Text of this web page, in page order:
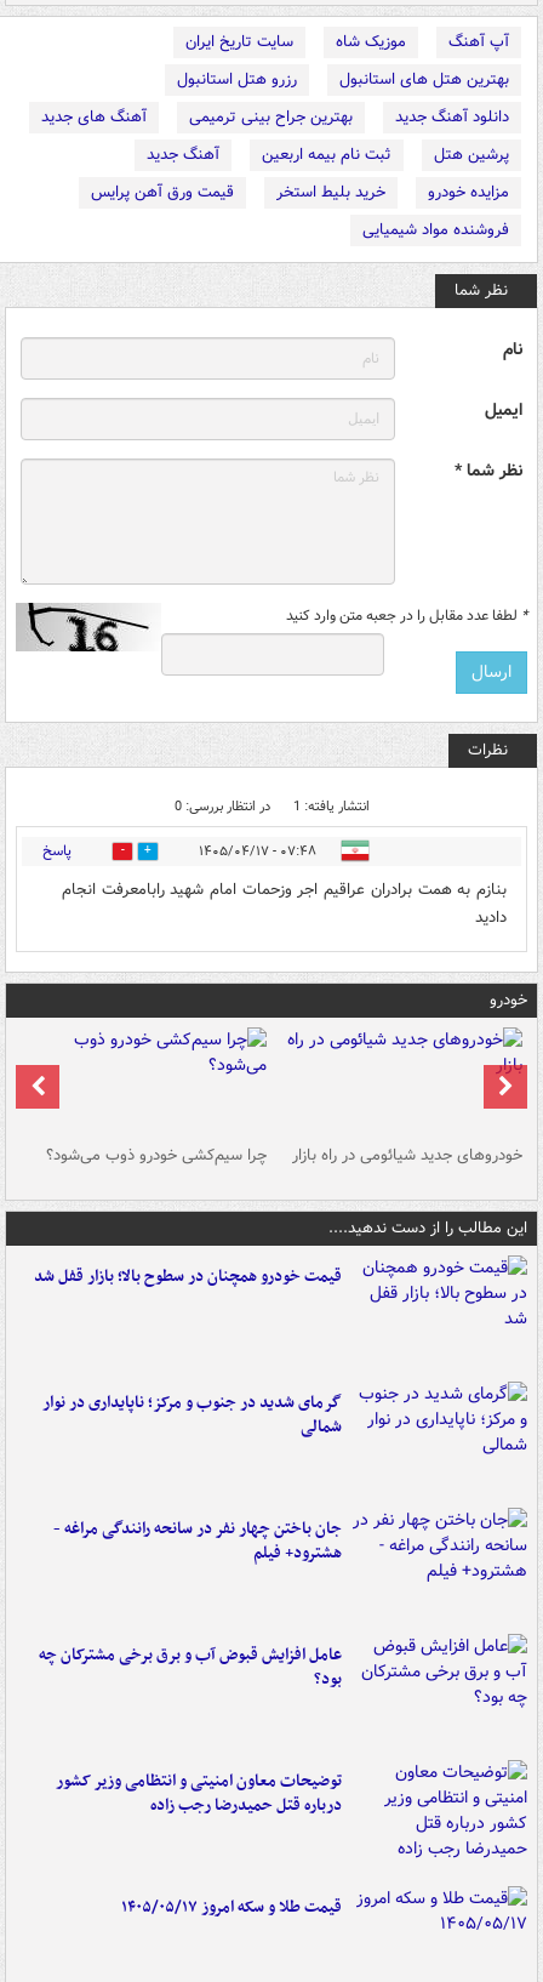
آپ آهنگ موزیک شاه
سایت تاریخ ایران
بهترین هتل های استانبول
رزرو هتل استانبول
دانلود آهنگ جدید
بهترین جراح بینی ترمیمی
آهنگ های جدید
پرشین هتل
ثبت نام بیمه اربعین
آهنگ جدید
مزایده خودرو
خرید بلیط استخر
قیمت ورق آهن پرایس
فروشنده مواد شیمیایی
نظر شما
نام
ایمیل
نظر شما *
* لطفا عدد مقابل را در جعبه متن وارد کنید
نظرات
انتشار یافته: 1 در انتظار بررسی: 0
۰۷:۴۸ - ۱۴۰۵/۰۴/۱۷ 0 پاسخ
بنازم به همت برادران عراقیم اجر وزحمات امام شهید رابامعرفت انجام
دادید
خودرو
خودروهای جدید شیائومی در راه بازار چرا سیم‌کشی خودرو ذوب می‌شود؟
این مطالب را از دست ندهید....
قیمت خودرو همچنان در سطوح بالا؛ بازار قفل شد
گرمای شدید در جنوب و مرکز؛ ناپایداری در نوار
شمالی
جان باختن چهار نفر در سانحه رانندگی مراغه -
هشترود+ فیلم
عامل افزایش قبوض آب و برق برخی مشترکان چه
بود؟
توضیحات معاون امنیتی و انتظامی وزیر کشور
درباره قتل حمیدرضا رجب زاده
قیمت طلا و سکه امروز ۱۴۰۵/۰۵/۱۷